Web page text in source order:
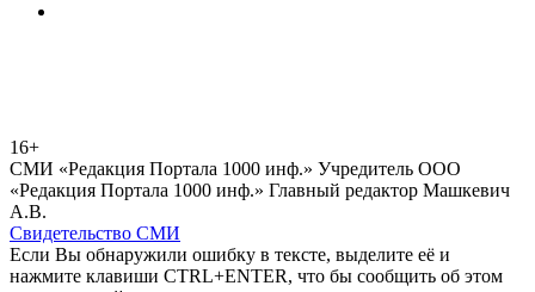
16+
СМИ «Редакция Портала 1000 инф.» Учредитель ООО
«Редакция Портала 1000 инф.» Главный редактор Машкевич
А.В.
Свидетельство СМИ
Если Вы обнаружили ошибку в тексте, выделите её и
нажмите клавиши CTRL+ENTER, что бы сообщить об этом